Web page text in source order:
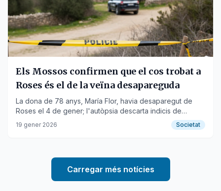
Els Mossos confirmen que el cos trobat a
Roses és el de la veïna desapareguda
La dona de 78 anys, María Flor, havia desaparegut de
Roses el 4 de gener; l'autòpsia descarta indicis de
criminalitat en la defunció.
19 gener 2026 Societat
Carregar més notícies